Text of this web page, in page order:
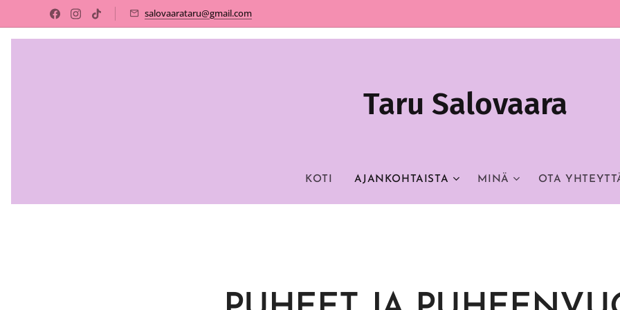
salovaarataru@gmail.com
Taru Salovaara
KOTI AJANKOHTAISTA MINÄ OTA